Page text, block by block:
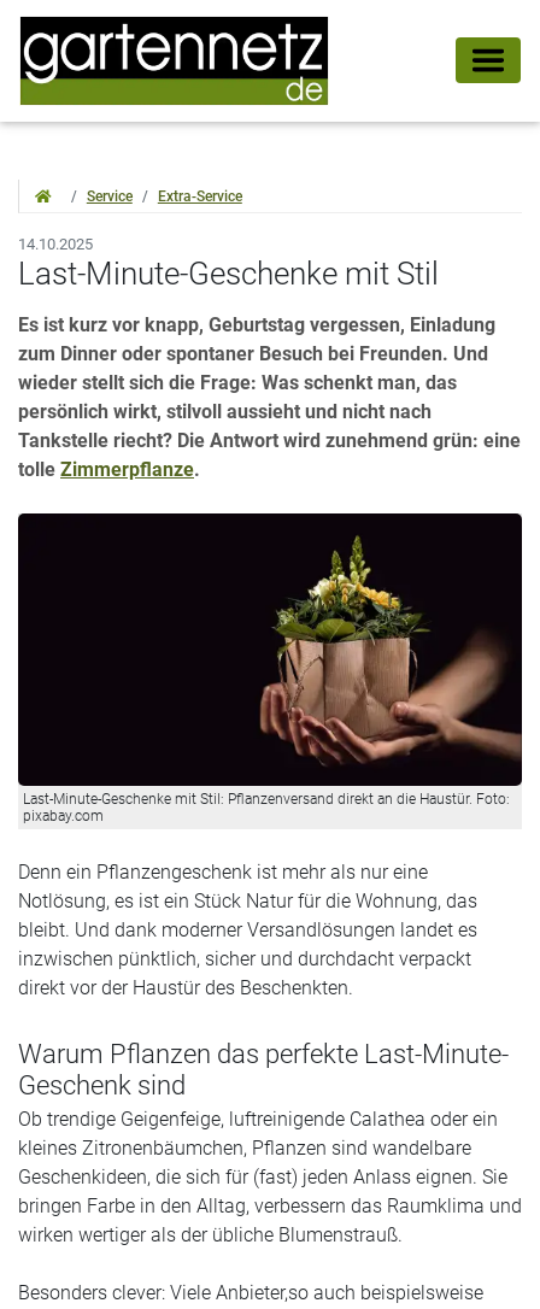
Service Extra-Service
14.10.2025
Last-Minute-Geschenke mit Stil
Es ist kurz vor knapp, Geburtstag vergessen, Einladung
zum Dinner oder spontaner Besuch bei Freunden. Und
wieder stellt sich die Frage: Was schenkt man, das
persönlich wirkt, stilvoll aussieht und nicht nach
Tankstelle riecht? Die Antwort wird zunehmend grün: eine
tolle Zimmerpflanze.
Last-Minute-Geschenke mit Stil: Pflanzenversand direkt an die Haustür. Foto:
pixabay.com
Denn ein Pflanzengeschenk ist mehr als nur eine
Notlösung, es ist ein Stück Natur für die Wohnung, das
bleibt. Und dank moderner Versandlösungen landet es
inzwischen pünktlich, sicher und durchdacht verpackt
direkt vor der Haustür des Beschenkten.
Warum Pflanzen das perfekte Last-Minute-
Geschenk sind
Ob trendige Geigenfeige, luftreinigende Calathea oder ein
kleines Zitronenbäumchen, Pflanzen sind wandelbare
Geschenkideen, die sich für (fast) jeden Anlass eignen. Sie
bringen Farbe in den Alltag, verbessern das Raumklima und
wirken wertiger als der übliche Blumenstrauß.
Besonders clever: Viele Anbieter,so auch beispielsweise